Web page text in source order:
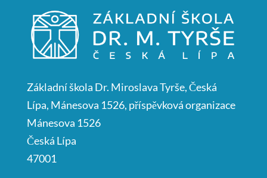
Základní škola Dr. Miroslava Tyrše, Česká
Lípa, Mánesova 1526, příspěvková organizace
Mánesova 1526
Česká Lípa
47001